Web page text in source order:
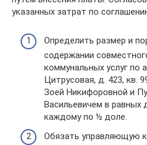
указанных затрат по
Определить размер и
содержании
коммунальных услуг по
Цитрусовая, д. 423, кв.
Зоей Никифоровной и
Васильевичем в равных
каждому по ½ доле.
Обязать управляющую